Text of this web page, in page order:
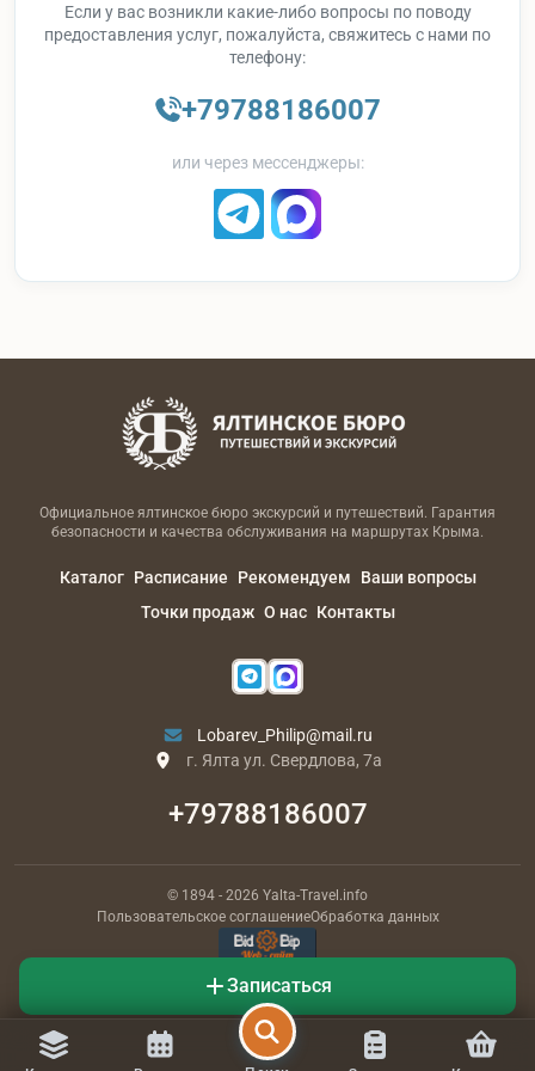
Если у вас возникли какие-либо вопросы по поводу
предоставления услуг, пожалуйста, свяжитесь с нами по
телефону:
+79788186007
или через мессенджеры:
Записаться
Официальное ялтинское бюро экскурсий и путешествий. Гарантия
безопасности и качества обслуживания на маршрутах Крыма.
Каталог Расписание Рекомендуем
Ваши вопросы
Точки продаж О нас Контакты
Lobarev_Philip@mail.ru
г. Ялта ул. Свердлова, 7а
+79788186007
© 1894 - 2026 Yalta-Travel.info
Пользовательское соглашениеОбработка данных